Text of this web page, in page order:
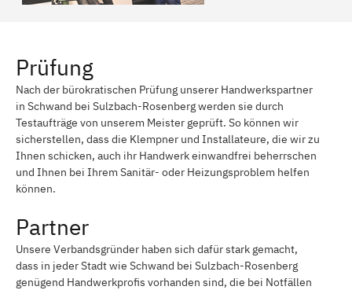
Prüfung
Nach der bürokratischen Prüfung unserer Handwerkspartner
in Schwand bei Sulzbach-Rosenberg werden sie durch
Testaufträge von unserem Meister geprüft. So können wir
sicherstellen, dass die Klempner und Installateure, die wir zu
Ihnen schicken, auch ihr Handwerk einwandfrei beherrschen
und Ihnen bei Ihrem Sanitär- oder Heizungsproblem helfen
können.
Partner
Unsere Verbandsgründer haben sich dafür stark gemacht,
dass in jeder Stadt wie Schwand bei Sulzbach-Rosenberg
genügend Handwerkprofis vorhanden sind, die bei Notfällen